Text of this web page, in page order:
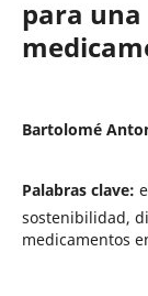
para una
Bartolomé
Palabras clave:
sostenibilidad,
medicamentos